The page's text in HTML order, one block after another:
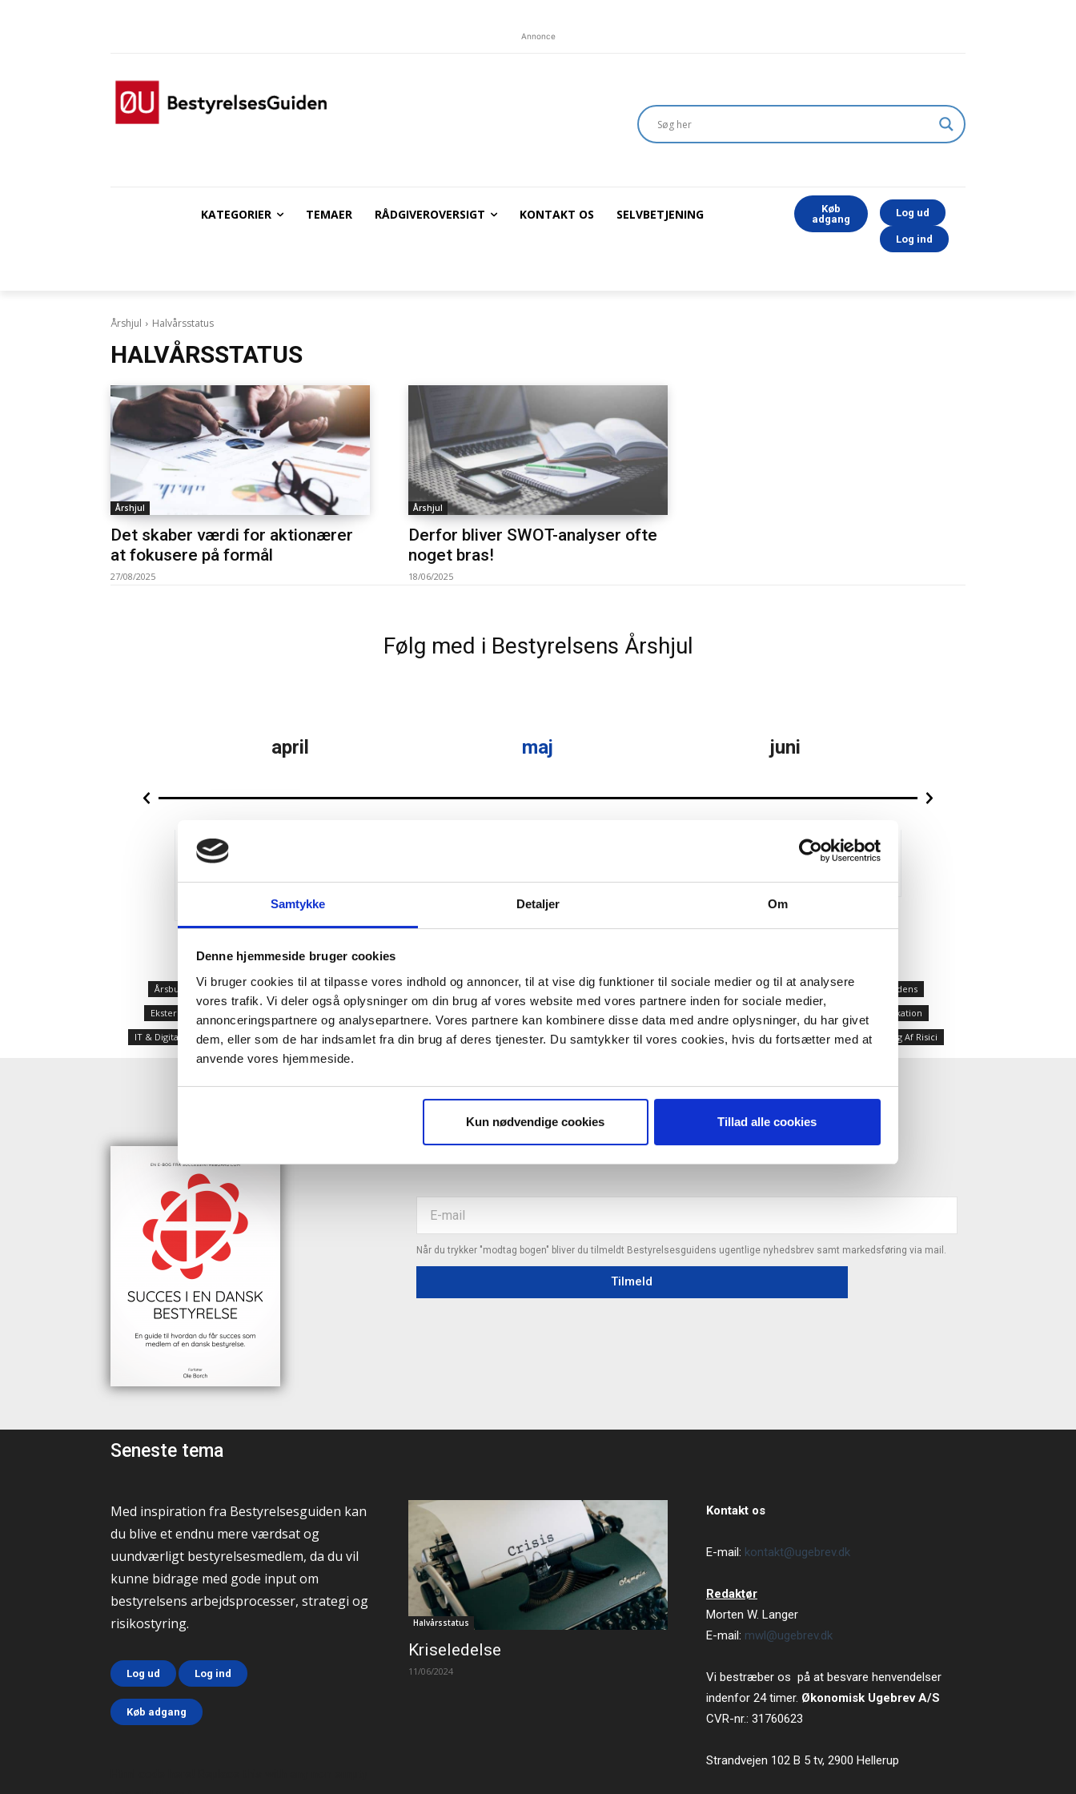
Samtykke Detaljer Om
Denne hjemmeside bruger cookies
Vi bruger cookies til at tilpasse vores indhold og annoncer, til at vise dig funktioner til sociale medier og til at analysere
vores trafik. Vi deler også oplysninger om din brug af vores website med vores partnere inden for sociale medier,
annonceringspartnere og analysepartnere. Vores partnere kan kombinere disse data med andre oplysninger, du har givet
dem, eller som de har indsamlet fra din brug af deres tjenester. Du samtykker til vores cookies, hvis du fortsætter med at
anvende vores hjemmeside.
Kun nødvendige cookies Tillad alle cookies
Annonce
KATEGORIER TEMAER RÅDGIVEROVERSIGT KONTAKT OS SELVBETJENING
Køb
adgang
Log ud
Log ind
Årshjul Halvårsstatus
HALVÅRSSTATUS
Årshjul
Det skaber værdi for aktionærer
at fokusere på formål
27/08/2025
Årshjul
Derfor bliver SWOT-analyser ofte
noget bras!
18/06/2025
Følg med i Bestyrelsens Årshjul
april
Generalforsamling
Ekstern Kommunikation
maj
Formandens opgaver
juni
Årsbudget/likviditet Årsforventning Bestyr.evaluering Bestyrelsens Information Bestyrelsens Kompetencer Bestyrelsesevaluering
Branchetendens
Ekstern Kommunikation
Evaluering Revision Formandens Opgaver Generalforsamling Hr Politikker
Intern-Ekstern Kommunikation
IT & Digitalisering
Ledelsesvederlag Mangfoldighed Regnskabsaflæggelse Risikostyring Samfundsansvar Status På KPI'er Strategi Vurdering Af Risici
HENT GRATIS E-BOG "SUCCES I EN DANSK BESTYRELSE"
Når du trykker "modtag bogen" bliver du tilmeldt Bestyrelsesguidens ugentlige nyhedsbrev samt markedsføring via mail.
Tilmeld
Seneste tema
Med inspiration fra Bestyrelsesguiden kan
du blive et endnu mere værdsat og
uundværligt bestyrelsesmedlem, da du vil
kunne bidrage med gode input om
bestyrelsens arbejdsprocesser, strategi og
risikostyring.
Log ud Log ind
Køb adgang
Halvårsstatus
Kriseledelse
11/06/2024
Kontakt os
E-mail: kontakt@ugebrev.dk
Redaktør
Morten W. Langer
E-mail: mwl@ugebrev.dk
Vi bestræber os på at besvare henvendelser
indenfor 24 timer. Økonomisk Ugebrev A/S
CVR-nr.: 31760623
Strandvejen 102 B 5 tv, 2900 Hellerup